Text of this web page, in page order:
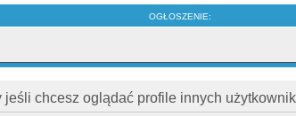
OGŁOSZENIE:
chcesz oglądać profile innych